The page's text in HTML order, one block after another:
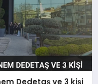
Dedetaş ve 3 kişi